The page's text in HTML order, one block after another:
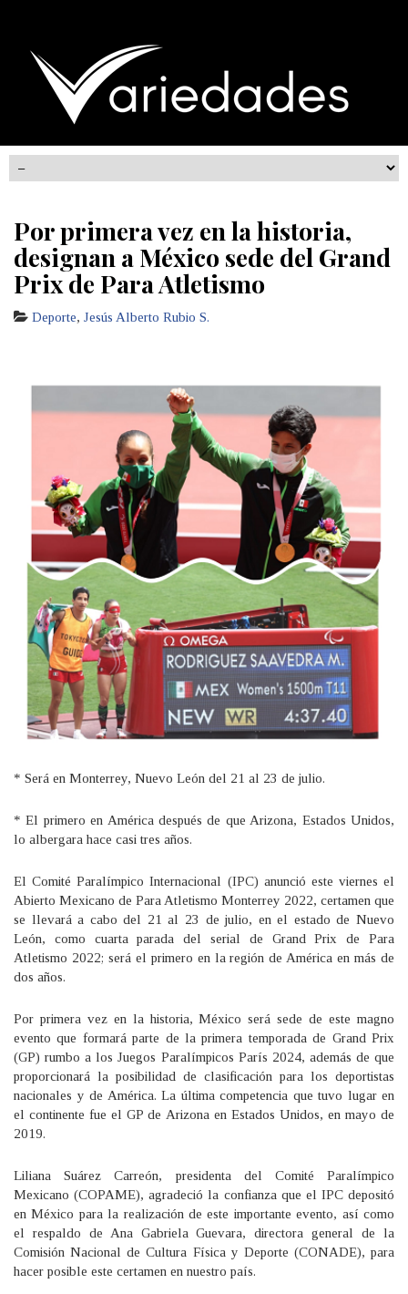
Por primera vez en la historia,
designan a México sede del Grand
Prix de Para Atletismo
Deporte, Jesús Alberto Rubio S.
* Será en Monterrey, Nuevo León del 21 al 23 de julio.
* El primero en América después de que Arizona, Estados Unidos,
lo albergara hace casi tres años.
El Comité Paralímpico Internacional (IPC) anunció este viernes el
Abierto Mexicano de Para Atletismo Monterrey 2022, certamen que
se llevará a cabo del 21 al 23 de julio, en el estado de Nuevo
León, como cuarta parada del serial de Grand Prix de Para
Atletismo 2022; será el primero en la región de América en más de
dos años.
Por primera vez en la historia, México será sede de este magno
evento que formará parte de la primera temporada de Grand Prix
(GP) rumbo a los Juegos Paralímpicos París 2024, además de que
proporcionará la posibilidad de clasificación para los deportistas
nacionales y de América. La última competencia que tuvo lugar en
el continente fue el GP de Arizona en Estados Unidos, en mayo de
2019.
Liliana Suárez Carreón, presidenta del Comité Paralímpico
Mexicano (COPAME), agradeció la confianza que el IPC depositó
en México para la realización de este importante evento, así como
el respaldo de Ana Gabriela Guevara, directora general de la
Comisión Nacional de Cultura Física y Deporte (CONADE), para
hacer posible este certamen en nuestro país.